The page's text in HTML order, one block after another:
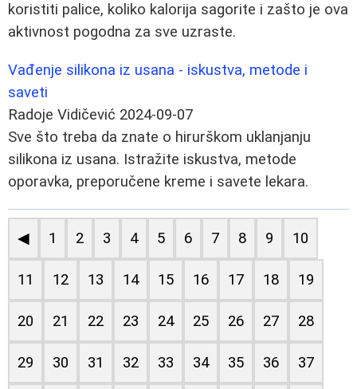
koristiti palice, koliko kalorija sagorite i zašto je ova
aktivnost pogodna za sve uzraste.
Vađenje silikona iz usana - iskustva, metode i
saveti
Radoje Vidičević 2024-09-07
Sve što treba da znate o hirurškom uklanjanju
silikona iz usana. Istražite iskustva, metode
oporavka, preporučene kreme i savete lekara.
◀ 1 2 3 4 5 6 7 8 9 10
11 12 13 14 15 16 17 18 19
20 21 22 23 24 25 26 27 28
29 30 31 32 33 34 35 36 37